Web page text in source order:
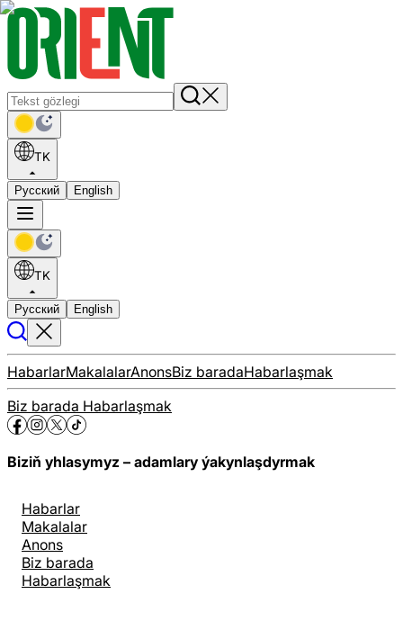
TK
Русский English
TK
Русский English
HabarlarMakalalarAnonsBiz baradaHabarlaşmak
Biz barada Habarlaşmak
Biziň yhlasymyz – adamlary ýakynlaşdyrmak
Habarlar
Makalalar
Anons
Biz barada
Habarlaşmak